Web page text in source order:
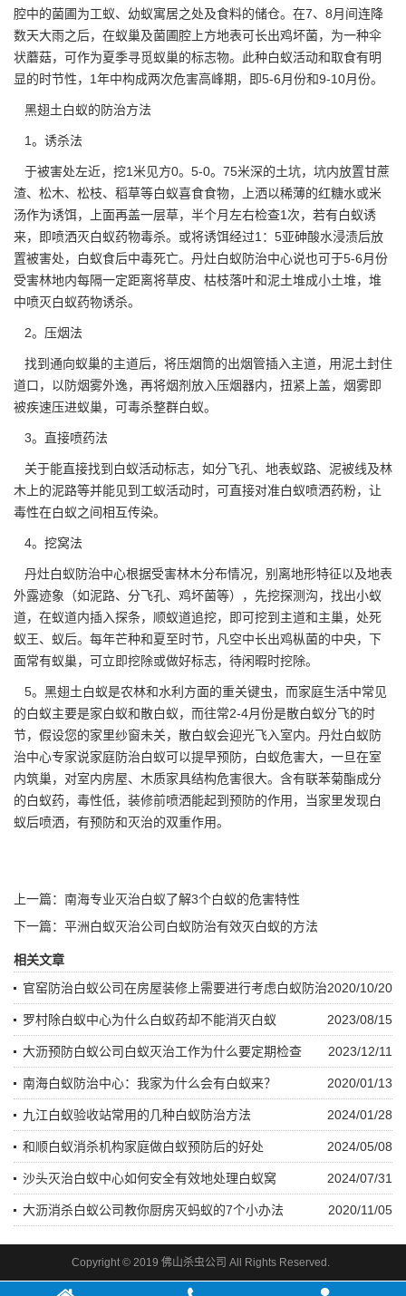
腔中的菌圃为工蚁、幼蚁寓居之处及食料的储仓。在7、8月间连降
数天大雨之后，在蚁巢及菌圃腔上方地表可长出鸡坏菌，为一种伞
状蘑菇，可作为夏季寻觅蚁巢的标志物。此种白蚁活动和取食有明
显的时节性，1年中构成两次危害高峰期，即5-6月份和9-10月份。
黑翅土白蚁的防治方法
1。诱杀法
于被害处左近，挖1米见方0。5-0。75米深的土坑，坑内放置甘蔗
渣、松木、松枝、稻草等白蚁喜食食物，上洒以稀薄的红糖水或米
汤作为诱饵，上面再盖一层草，半个月左右检查1次，若有白蚁诱
来，即喷洒灭白蚁药物毒杀。或将诱饵经过1：5亚砷酸水浸渍后放
置被害处，白蚁食后中毒死亡。丹灶白蚁防治中心说也可于5-6月份
受害林地内每隔一定距离将草皮、枯枝落叶和泥土堆成小土堆，堆
中喷灭白蚁药物诱杀。
2。压烟法
找到通向蚁巢的主道后，将压烟筒的出烟管插入主道，用泥土封住
道口，以防烟雾外逸，再将烟剂放入压烟器内，扭紧上盖，烟雾即
被疾速压进蚁巢，可毒杀整群白蚁。
3。直接喷药法
关于能直接找到白蚁活动标志，如分飞孔、地表蚁路、泥被线及林
木上的泥路等并能见到 工蚁活动时，可直接对准白蚁喷洒药粉，让
毒性在白蚁之间相互传染。
4。挖窝法
丹灶白蚁防治中心根据受害林木分布情况，别离地形特征以及地表
外露迹象（如泥路、分飞孔、鸡坏菌等），先挖探测沟，找出小蚁
道，在蚁道内插入探条，顺蚁道追挖，即可挖到主道和主巢，处死
蚁王、蚁后。每年芒种和夏至时节，凡空中长出鸡枞菌的中央，下
面常有蚁巢，可立即挖除或做好标志，待闲暇时挖除。
5。黑翅土白蚁是农林和水利方面的重关键虫，而家庭生活中常见
的白蚁主要是家白蚁和散白蚁，而往常2-4月份是散白蚁分飞的时
节，假设您的家里纱窗未关， 散白蚁会迎光飞入室内。丹灶白蚁防
治中心专家说家庭防治白蚁可以提早预防，白蚁危害大，一旦在室
内筑巢，对室内房屋、木质家具结构危害很大。含有联苯菊酯成分
的白蚁药，毒性低，装修前喷洒能起到预防的作用，当家里发现白
蚁后喷洒，有预防和灭治的双重作用。
上一篇： 南海专业灭治白蚁了解3个白蚁的危害特性
下一篇： 平洲白蚁灭治公司白蚁防治有效灭白蚁的方法
相关文章
2020/10/20
官窑防治白蚁公司在房屋装修上需要进行考虑白蚁防治
吗？ 2023/08/15
罗村除白蚁中心为什么白蚁药却不能消灭白蚁
2023/12/11
大沥预防白蚁公司白蚁灭治工作为什么要定期检查
2020/01/13
南海白蚁防治中心：我家为什么会有白蚁来？
2024/01/28
九江白蚁验收站常用的几种白蚁防治方法
2024/05/08
和顺白蚁消杀机构家庭做白蚁预防后的好处
2024/07/31
沙头灭治白蚁中心如何安全有效地处理白蚁窝
2020/11/05
大沥消杀白蚁公司教你厨房灭蚂蚁的7个小办法
Copyright © 2019 佛山杀虫公司 All Rights Reserved.